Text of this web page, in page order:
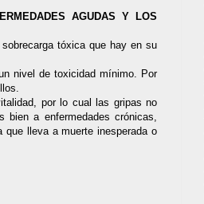
AGUDAS Y LOS
tóxica que hay en su
nivel de toxicidad mínimo. Por
por lo cual las gripas no
a enfermedades crónicas,
que lleva a muerte inesperada o